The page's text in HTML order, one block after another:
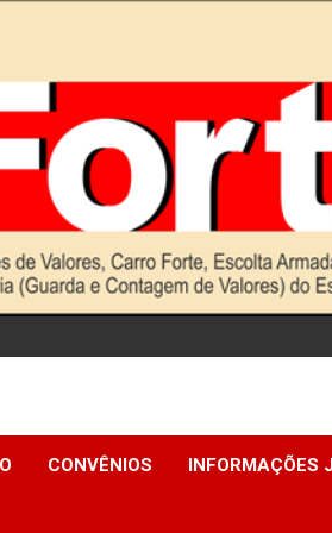
CONVÊNIOS INFORMAÇÕES